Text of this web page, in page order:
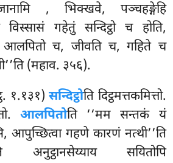
, भिक्खवे, पञ्चहङ्गेहि
विस्सासं गहेतुं सन्दिट्ठो च होति,
आलपितो च, जीवति च, गहिते च
(महाव. ३५६).
१.१३१)सन्दिट्ठोति दिट्ठमत्तकमित्तो.
आलपितोति ‘‘मम सन्तकं यं
आपुच्छित्वा गहणे कारणं नत्थी’’ति
अनुट्ठानसेय्याय सयितोपि